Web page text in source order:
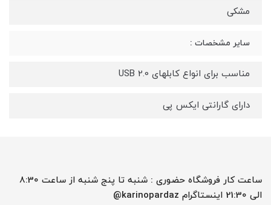
مشکی
سایر مشخصات :
مناسب برای انواع کابلهای USB 2.0
دارای گارانتی ایکس پی
ساعت کار فروشگاه حضوری : شنبه تا پنج شنبه از ساعت 8:30
الی 21:30 اینستاگرام karinopardaz@